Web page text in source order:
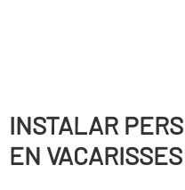
INSTALAR
EN VACARISSES